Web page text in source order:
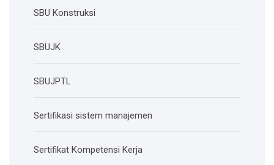
SBU Konstruksi
SBUJK
SBUJPTL
Sertifikasi sistem manajemen
Sertifikat Kompetensi Kerja